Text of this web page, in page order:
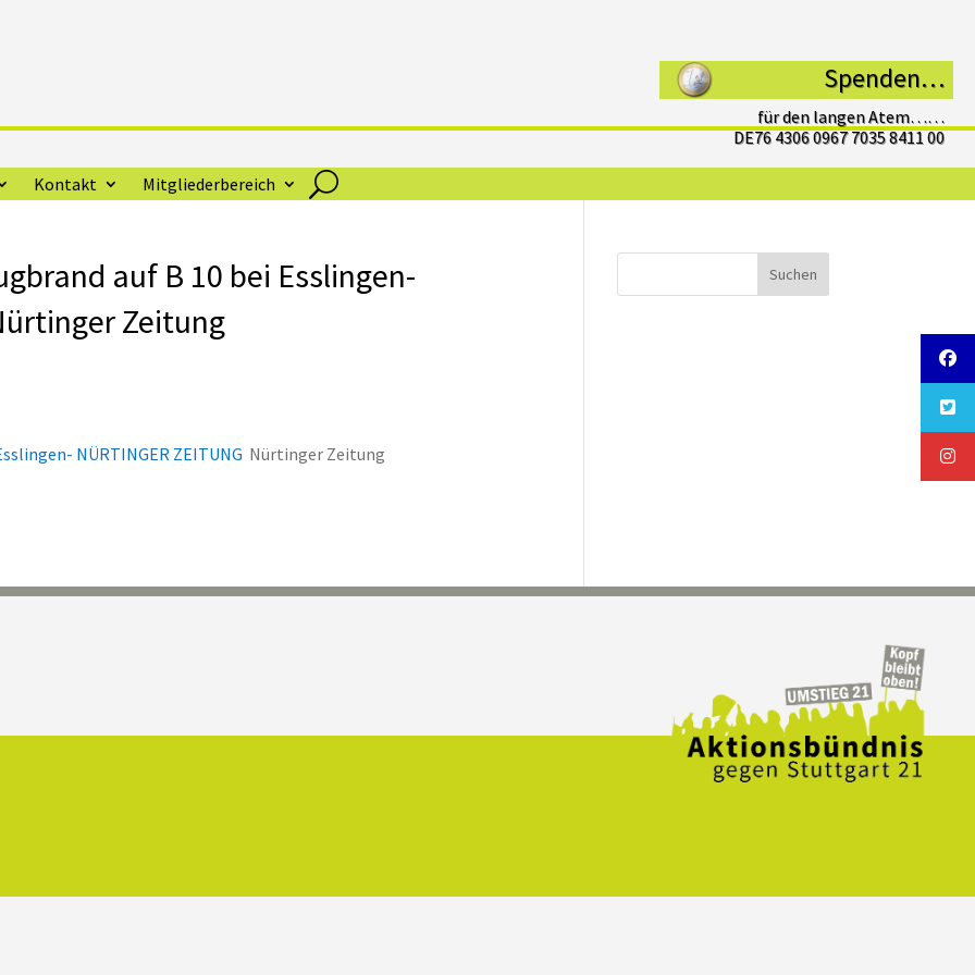
Spenden…
für den langen Atem……
DE76 4306 0967 7035 8411 00
Kontakt Mitgliederbereich
auf B 10 bei Esslingen-
Zeitung
NÜRTINGER ZEITUNG Nürtinger Zeitung
Suchen